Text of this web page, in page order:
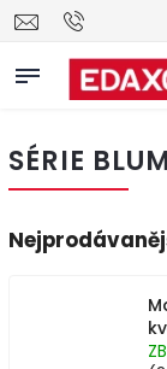
SÉRIE